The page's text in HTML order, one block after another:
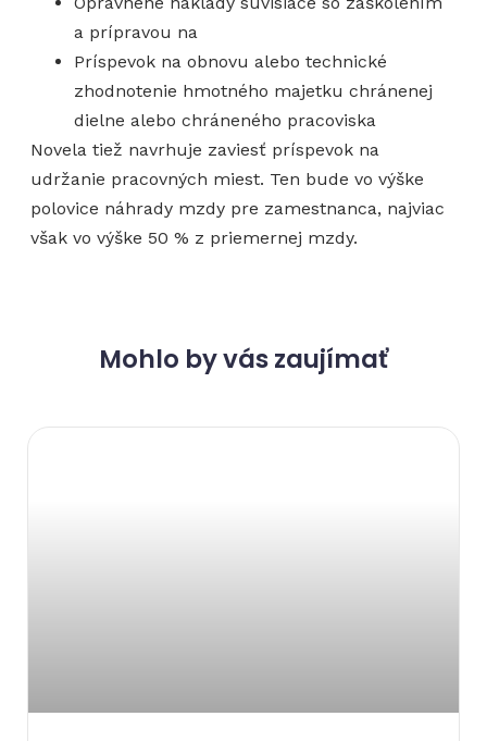
a prípravou na
Príspevok na obnovu alebo technické
zhodnotenie hmotného majetku chránenej
dielne alebo chráneného pracoviska
Novela tiež navrhuje zaviesť príspevok na
udržanie pracovných miest. Ten bude vo výške
polovice náhrady mzdy pre zamestnanca, najviac
však vo výške 50 % z priemernej mzdy.
Mohlo by vás zaujímať